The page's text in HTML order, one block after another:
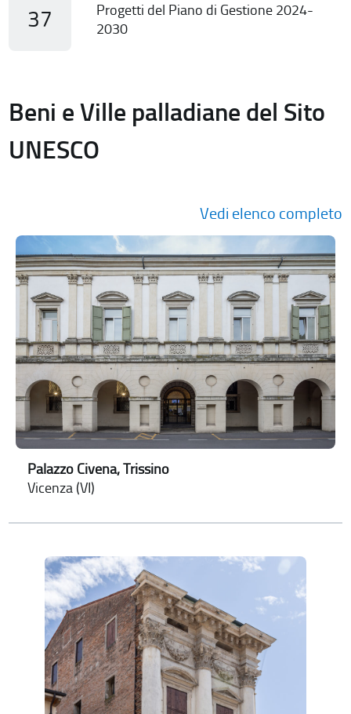
37
Progetti del Piano di Gestione 2024-
2030
Beni e Ville palladiane del Sito
UNESCO
Vedi elenco completo
Palazzo Civena, Trissino
Vicenza (VI)